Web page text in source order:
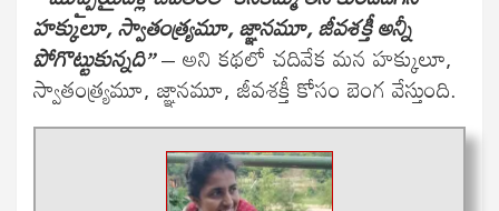
హక్కులూ, స్వాతంత్ర్యమూ, జ్ఞానమూ, జీవశక్తీ అన్నీ
పోగొట్టుకున్నది”– అని కథలో చదివేక మన హక్కులూ,
స్వాతంత్ర్యమూ, జ్ఞానమూ, జీవశక్తీ కోసం బెంగ వేస్తుంది.